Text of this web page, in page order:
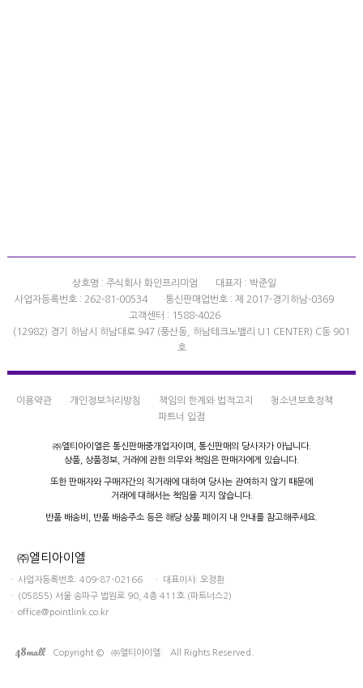
상호명 : 주식회사 화인프리미엄
대표자 : 박준일
사업자등록번호 : 262-81-00534
통신판매업번호 : 제 2017-경기하남-0369
고객센터 : 1588-4026
(12982) 경기 하남시 하남대로 947 (풍산동, 하남테크노밸리 U1 CENTER) C동 901
호
이용약관 개인정보처리방침 책임의 한계와 법적고지
청소년보호정책
파트너 입점
㈜엘티아이엘은 통신판매중개업자이며,
통신판매의 당사자가 아닙니다.
상품, 상품정보, 거래에 관한 의무와 책임은 판매자에게 있습니다.
또한 판매자와 구매자간의 직거래에 대하여 당사는 관여하지 않기 때문에
거래에 대해서는 책임을 지지 않습니다.
반품 배송비, 반품 배송주소 등은 해당 상품 페이지 내 안내를 참고해주세요.
㈜엘티아이엘
ㆍ 사업자등록번호: 409-87-02166 ㆍ 대표이사: 오정환
ㆍ (05855) 서울 송파구 법원로 90, 4층 411호 (파트너스2)
ㆍ office@pointlink.co.kr
48mallCopyright © ㈜엘티아이엘. All Rights Reserved.